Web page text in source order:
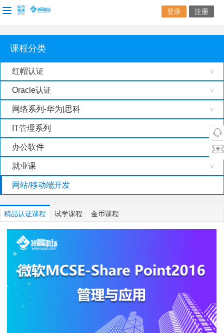
登录 注册
课程分类
>
红帽认证
>
Oracle认证
>
网络系列-华为|思科
>
IT管理系列
>
办公软件
>
就业课
网站/移动端开发
精品认证课程 试学课程 金币课程